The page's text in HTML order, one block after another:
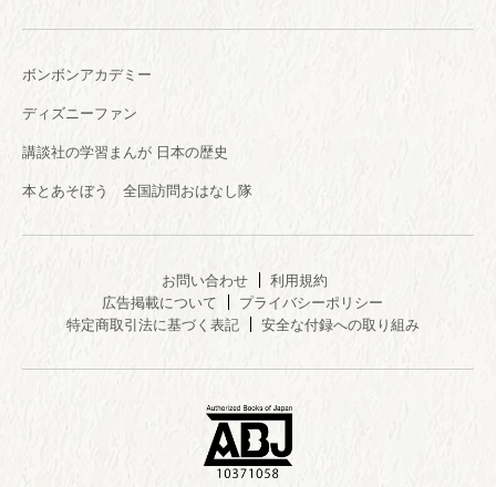
ボンボンアカデミー
ディズニーファン
講談社の学習まんが 日本の歴史
本とあそぼう 全国訪問おはなし隊
お問い合わせ
利用規約
広告掲載について
プライバシーポリシー
特定商取引法に基づく表記
安全な付録への取り組み